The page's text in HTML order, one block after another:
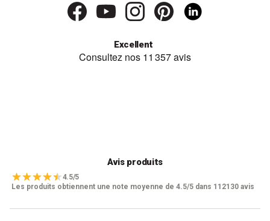
Excellent
Avis produits
4.5/5
Les produits obtiennent une note moyenne de 4.5/5 dans 112130 avis